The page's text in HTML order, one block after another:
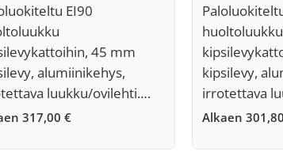
EI90
45 mm
alumiinikehys,
luukku/ovilehti.…
317,00 €
huoltoluukku
kipsilevy,
irrotettava
Alkaen 301,80